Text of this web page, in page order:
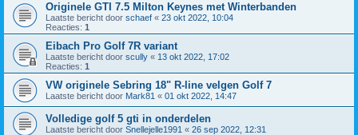
Originele GTI 7.5 Milton Keynes met Winterbanden
Laatste bericht door schaef « 23 okt 2022, 10:04
Reacties: 1
Eibach Pro Golf 7R variant
Laatste bericht door scully « 13 okt 2022, 17:02
Reacties: 1
VW originele Sebring 18" R-line velgen Golf 7
Laatste bericht door Mark81 « 01 okt 2022, 14:47
Volledige golf 5 gti in onderdelen
Laatste bericht door Snellejelle1991 « 26 sep 2022, 12:31